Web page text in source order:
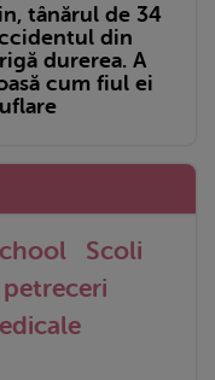
tânărul de 34
din
durerea. A
cum fiul ei
Scoli